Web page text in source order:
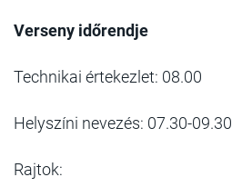
Verseny időrendje
Technikai értekezlet: 08.00
Helyszíni nevezés: 07.30-09.30
Rajtok: